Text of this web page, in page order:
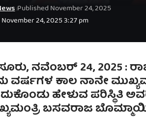
24, 2025 3:27 pm
Published November 24, 2025
ನವೆಂಬರ್‌ 24, 2025 :
ವರ್ಷಗಳ ಕಾಲ ನಾನೇ
ಹೇಳುವ ಪರಿಸ್ಥಿತಿ
ಬಸವರಾಜ ಬೊಮ್ಮಾಯಿ